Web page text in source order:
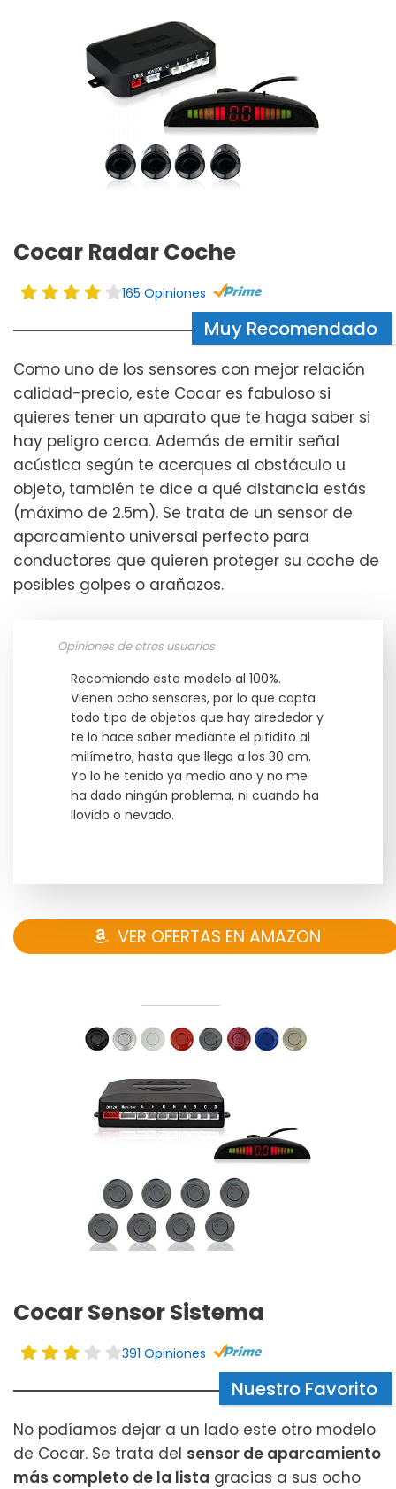
Cocar Radar Coche
165 Opiniones
Muy Recomendado
Como uno de los sensores con mejor relación
calidad-precio, este Cocar es fabuloso si
quieres tener un aparato que te haga saber si
hay peligro cerca. Además de emitir señal
acústica según te acerques al obstáculo u
objeto, también te dice a qué distancia estás
(máximo de 2.5m). Se trata de un sensor de
aparcamiento universal perfecto para
conductores que quieren proteger su coche de
posibles golpes o arañazos.
Opiniones de otros usuarios
Recomiendo este modelo al 100%.
Vienen ocho sensores, por lo que capta
todo tipo de objetos que hay alrededor y
te lo hace saber mediante el pitidito al
milímetro, hasta que llega a los 30 cm.
Yo lo he tenido ya medio año y no me
ha dado ningún problema, ni cuando ha
llovido o nevado.
VER OFERTAS EN AMAZON
Cocar Sensor Sistema
391 Opiniones
Nuestro Favorito
No podíamos dejar a un lado este otro modelo
de Cocar. Se trata del sensor de aparcamiento
más completo de la lista gracias a sus ocho